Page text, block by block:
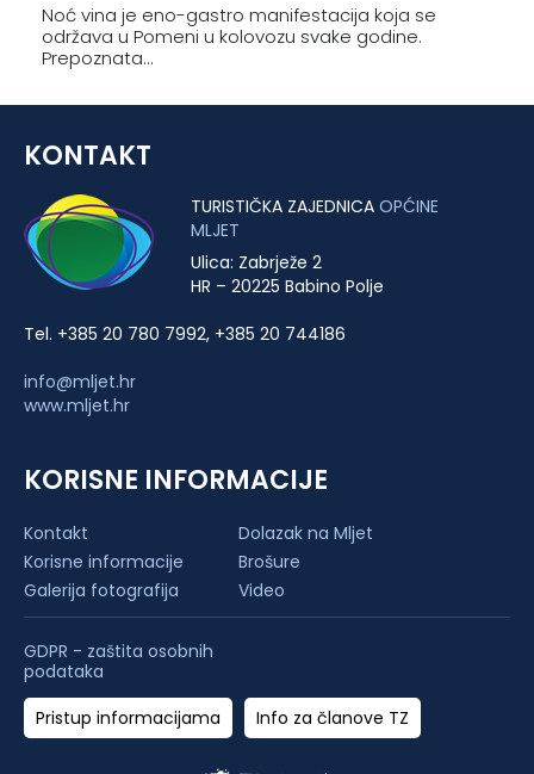
Noć vina je eno-gastro manifestacija koja se
održava u Pomeni u kolovozu svake godine.
Prepoznata...
KONTAKT
TURISTIČKA ZAJEDNICA OPĆINE
MLJET
Ulica: Zabrježe 2
HR – 20225 Babino Polje
Tel. +385 20 780 7992, +385 20 744186
info@mljet.hr
www.mljet.hr
KORISNE INFORMACIJE
Kontakt
Dolazak na Mljet
Korisne informacije
Brošure
Galerija fotografija
Video
GDPR - zaštita osobnih
podataka
Pristup informacijama
Info za članove TZ